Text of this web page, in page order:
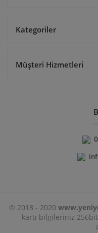
Kategoriler
Müşteri Hizmetleri
© 2018 - 2020
kartı bilgileriniz